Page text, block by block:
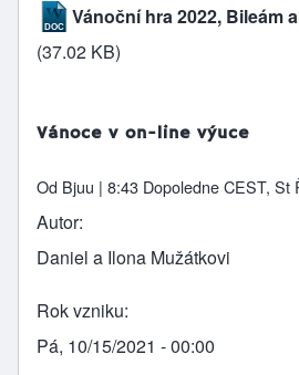
Vánoční hra 2022, Bileám
(37.02 KB)
Vánoce v on-line výuce
Od Bjuu | 8:43 Dopoledne CEST, St
Autor
Daniel a Ilona Mužátkovi
Rok vzniku
Pá, 10/15/2021 - 00:00